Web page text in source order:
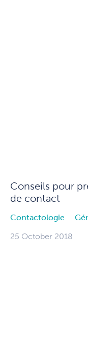
Conseils pour
de contact
Contactologie
25 October 2018